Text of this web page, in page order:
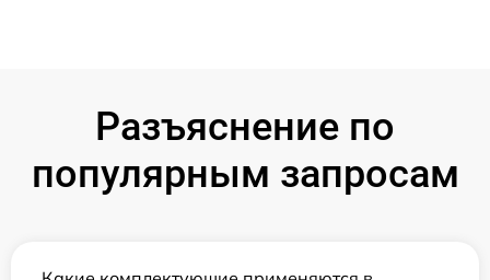
Разъяснение по
популярным запросам